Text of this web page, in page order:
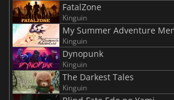
FatalZone
Kinguin
Kinguin
Dynopunk
Kinguin
The Darkest Tales
Kinguin